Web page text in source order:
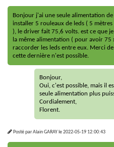
Bonjour j'ai une seule alimentation
installer 5 rouleaux de leds ( 5
), le driver fait 75,6 volts. est ce que
la même alimentation ( pour avoir 75
raccorder les leds entre eux. Merci
cette dernière n'est possible.
Bonjour,
Oui, c'est possible, mais il
seule alimentation plus
Cordialement,
Florent.
Posté parAlain GARAYle2022-05-19 12:00:43